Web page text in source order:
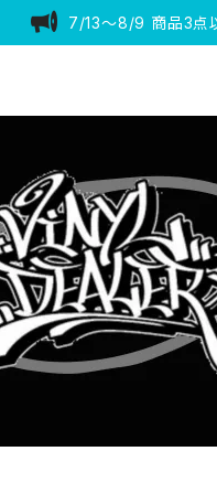
7/13〜8/9 商品3点以